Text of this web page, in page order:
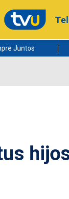
Juntos